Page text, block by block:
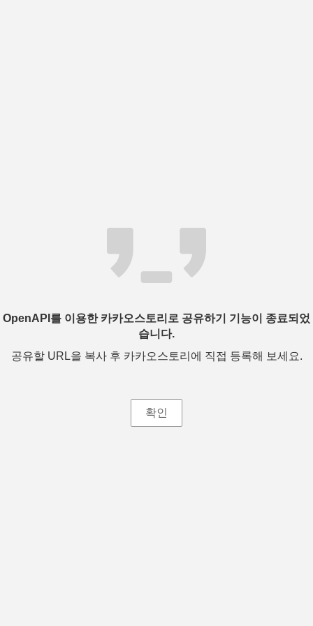
OpenAPI를 이용한 카카오스토리로 공유하기 기능이 종료되었
습니다.
공유할 URL을 복사 후 카카오스토리에 직접 등록해 보세요.
확인